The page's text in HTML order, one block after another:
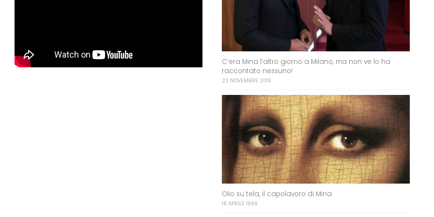
C’era Mina l’altro giorno a Milano, ma non ve lo ha
raccontato nessuno!
23 NOVEMBRE 2019
Olio su tela, il capolavoro di Mina
18 APRILE 1999